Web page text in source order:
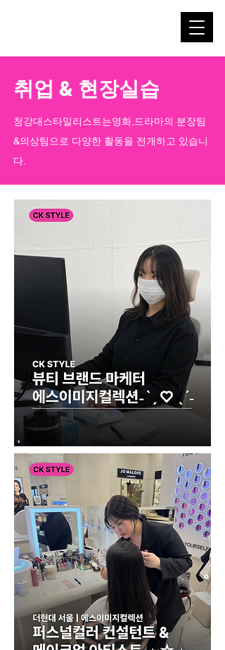
취업 & 현장실습
청강대스타일리스트는영화,드라마의 분장팀
&의상팀으로 다양한 활동을 전개하고 있습니
다.